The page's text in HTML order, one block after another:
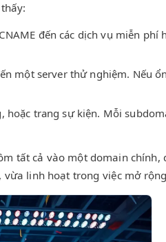
đến các dịch vụ miễn phí
một server thử nghiệm. Nếu
hoặc trang sự kiện. Mỗi
tất cả vào một domain
linh hoạt trong việc mở